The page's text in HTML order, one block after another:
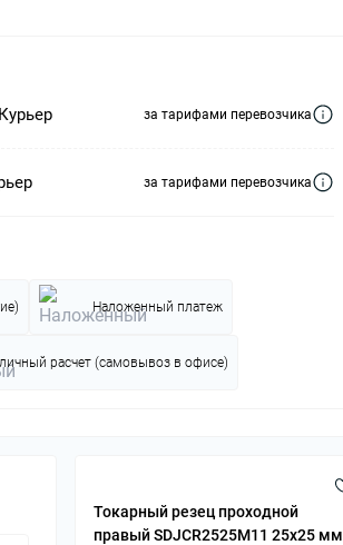
за тарифами перевозчика
за тарифами перевозчика
Наложенный платеж
расчет (самовывоз в офисе)
Токарный резец проходной
правый SDJCR2525M11 25x25 мм